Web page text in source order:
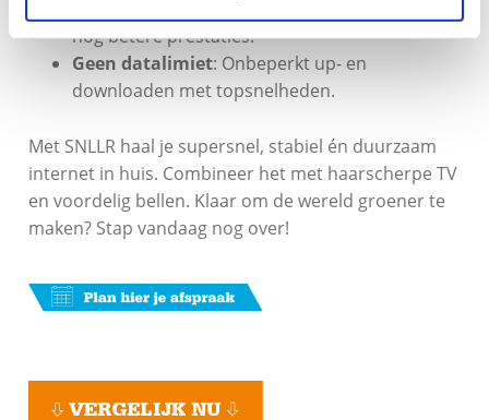
nóg betere prestaties.
Geen datalimiet: Onbeperkt up- en
downloaden met topsnelheden.
Met SNLLR haal je supersnel, stabiel én duurzaam
internet in huis. Combineer het met haarscherpe TV
en voordelig bellen. Klaar om de wereld groener te
maken? Stap vandaag nog over!